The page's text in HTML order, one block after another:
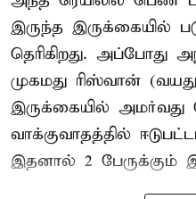
இருந்த இருக்கையில்
தெரிகிறது. அப்போது
முகமது ரிஸ்வான்
இருக்கையில்
வாக்குவாதத்தில்
இதனால் 2 பேருக்கும்